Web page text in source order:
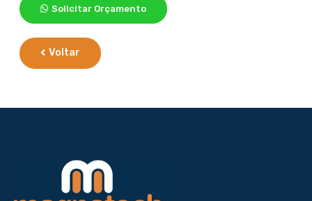
Solicitar Orçamento
Voltar